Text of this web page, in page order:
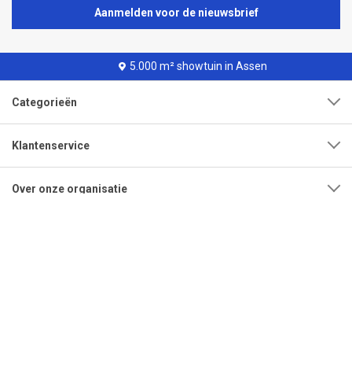
Aanmelden voor de nieuwsbrief
5.000 m² showtuin in Assen
Categorieën
Klantenservice
Over onze organisatie